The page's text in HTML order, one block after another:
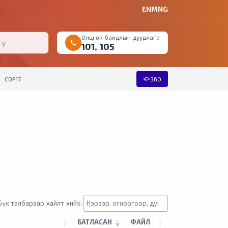
ENMNG
call
Онцгой байдлын дуудлага
101,105
COP17 360360
талбараар хайлт хийх:
БАТЛАСАН ФАЙЛ